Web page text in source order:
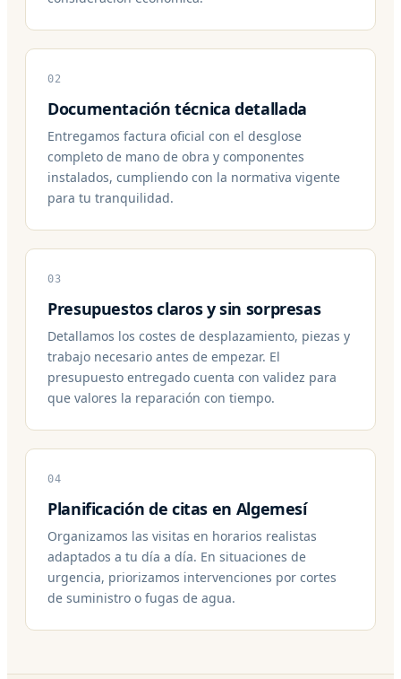
02
Documentación técnica detallada
Entregamos factura oficial con el desglose
completo de mano de obra y componentes
instalados, cumpliendo con la normativa vigente
para tu tranquilidad.
03
Presupuestos claros y sin sorpresas
Detallamos los costes de desplazamiento, piezas y
trabajo necesario antes de empezar. El
presupuesto entregado cuenta con validez para
que valores la reparación con tiempo.
04
Planificación de citas en Algemesí
Organizamos las visitas en horarios realistas
adaptados a tu día a día. En situaciones de
urgencia, priorizamos intervenciones por cortes
de suministro o fugas de agua.